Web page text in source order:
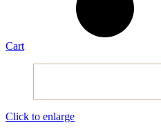
Cart
Click to enlarge